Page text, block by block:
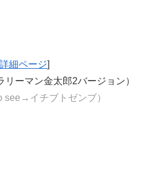
詳細ページ]
リーマン金太郎2バージョン）
see→イチブトゼンブ）